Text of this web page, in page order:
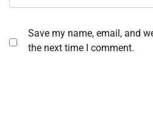
Save my name, email, and
the next time I comment.